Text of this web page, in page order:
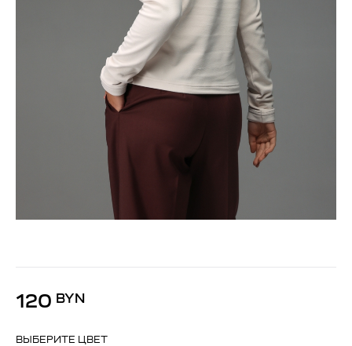
120 BYN
ВЫБЕРИТЕ ЦВЕТ